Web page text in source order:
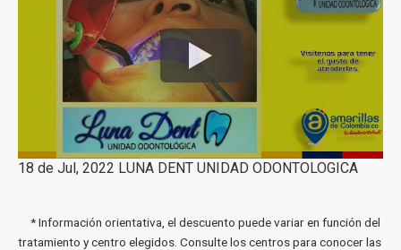
18 de Jul, 2022 LUNA DENT UNIDAD ODONTOLOGICA
* Información orientativa, el descuento puede variar en función del
tratamiento y centro elegidos. Consulte los centros para conocer las